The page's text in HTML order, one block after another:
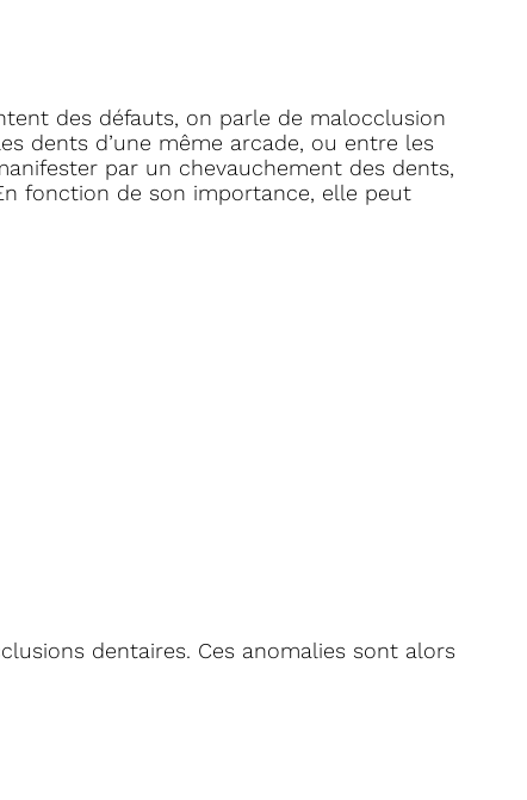
des défauts, on parle de malocclusion
dents d’une même arcade, ou entre les
par un chevauchement des dents,
fonction de son importance, elle peut
dentaires. Ces anomalies sont alors